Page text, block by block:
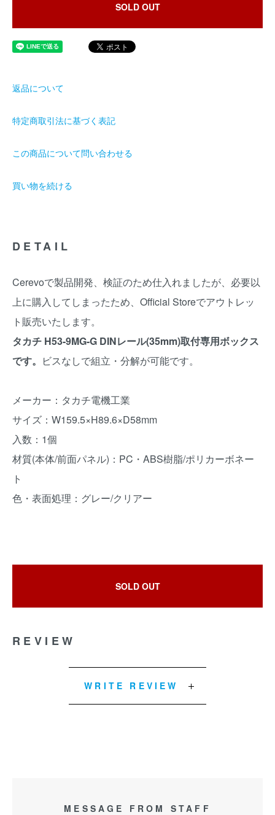
SOLD OUT
返品について
特定商取引法に基づく表記
この商品について問い合わせる
買い物を続ける
DETAIL
Cerevoで製品開発、検証のため仕入れましたが、必要以
上に購入してしまったため、Official Storeでアウトレッ
ト販売いたします。
タカチ H53-9MG-G DINレール(35mm)取付専用ボックス
です。 ビスなしで組立・分解が可能です。
メーカー：タカチ電機工業
サイズ：W159.5×H89.6×D58mm
入数：1個
材質(本体/前面パネル)：PC・ABS樹脂/ポリカーボネー
ト
色・表面処理：グレー/クリアー
SOLD OUT
REVIEW
WRITE REVIEW
MESSAGE FROM STAFF